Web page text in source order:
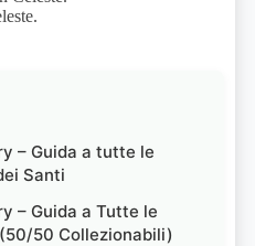
– Guida a tutte le
Santi
– Guida a Tutte le
50 Collezionabili)